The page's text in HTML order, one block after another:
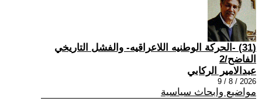
(31) -الحركة الوطنيه اللاعراقيه- والفشل التاريخي
الفاضح/2
عبدالامير الركابي
2026 / 8 / 9
مواضيع وابحاث سياسية